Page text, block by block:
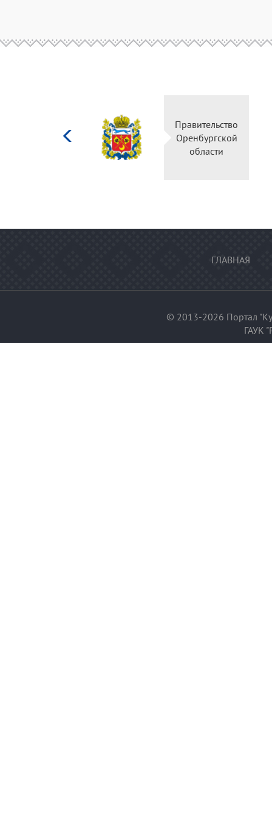
культуры
Российской
Правительство
Оренбургской
области
ГЛАВНАЯ
© 2013-2026 Портал
ГАУК